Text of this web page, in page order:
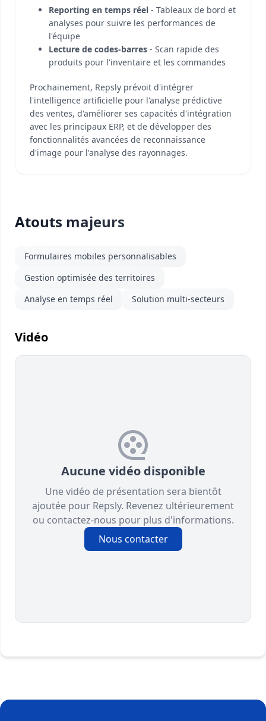
Reporting en temps réel - Tableaux de bord et
analyses pour suivre les performances de
l'équipe
Lecture de codes-barres - Scan rapide des
produits pour l'inventaire et les commandes
Prochainement, Repsly prévoit d'intégrer
l'intelligence artificielle pour l'analyse prédictive
des ventes, d'améliorer ses capacités d'intégration
avec les principaux ERP, et de développer des
fonctionnalités avancées de reconnaissance
d'image pour l'analyse des rayonnages.
Atouts majeurs
Formulaires mobiles personnalisables
Gestion optimisée des territoires
Analyse en temps réel
Solution multi-secteurs
Vidéo
Aucune vidéo disponible
Une vidéo de présentation sera bientôt
ajoutée pour Repsly. Revenez ultérieurement
ou contactez-nous pour plus d'informations.
Nous contacter